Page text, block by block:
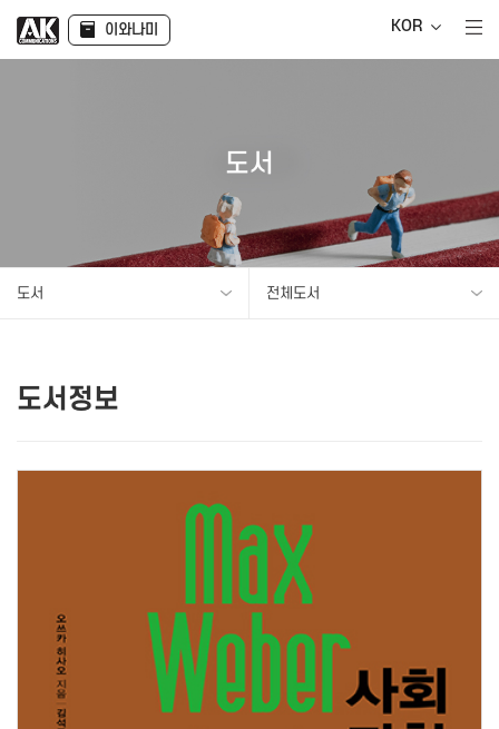
이와나미 KOR
도서
도서 전체도서
도서정보